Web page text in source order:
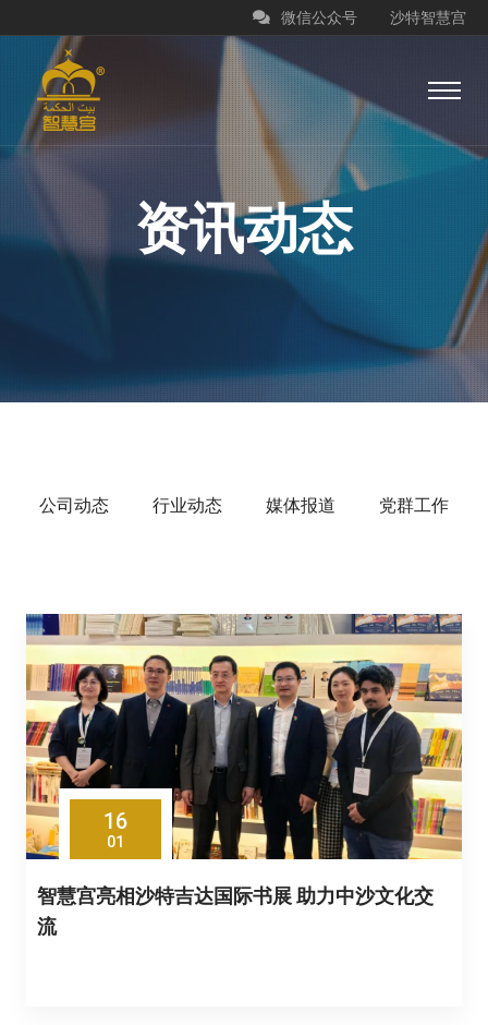
沙特智慧宫
微信公众号
资讯动态
公司动态 行业动态 媒体报道 党群工作
16
01
智慧宫亮相沙特吉达国际书展 助力中沙文化交
流